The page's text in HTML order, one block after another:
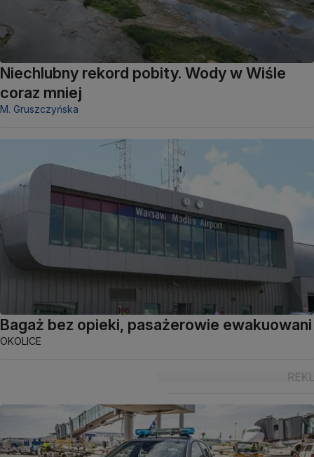
Niechlubny rekord pobity. Wody w Wiśle
coraz mniej
M. Gruszczyńska
Bagaż bez opieki, pasażerowie ewakuowani
OKOLICE